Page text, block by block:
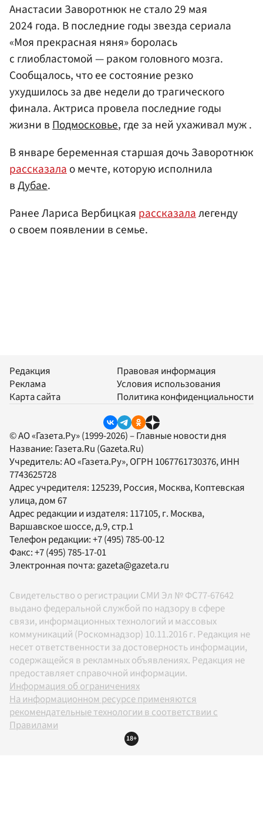
Анастасии Заворотнюк не стало 29 мая
2024 года. В последние годы звезда сериала
«Моя прекрасная няня» боролась
с глиобластомой — раком головного мозга.
Сообщалось, что ее состояние резко
ухудшилось за две недели до трагического
финала. Актриса провела последние годы
жизни вПодмосковье, где за ней ухаживал муж .
В январе беременная старшая дочь Заворотнюк
рассказалао мечте, которую исполнила
вДубае.
Ранее Лариса Вербицкая рассказалалегенду
о своем появлении в семье.
Редакция
Реклама
Карта сайта
Правовая информация
Условия использования
Политика конфиденциальности
© АО «Газета.Ру» (1999-2026) – Главные новости дня
Название: Газета.Ru (Gazeta.Ru)
Учредитель:АО «Газета.Ру», ОГРН 1067761730376, ИНН
7743625728
Адрес учредителя: 125239, Россия, Москва, Коптевская
улица, дом 67
Адрес редакции и издателя: 117105, г. Москва,
Варшавское шоссе, д.9, стр.1
Телефон редакции:+7 (495) 785-00-12
Факс:+7 (495) 785-17-01
Электронная почта: gazeta@gazeta.ru
Свидетельство о регистрации СМИ Эл № ФС77-67642
выдано федеральной службой по надзору в сфере
связи, информационных технологий и массовых
коммуникаций (Роскомнадзор) 10.11.2016 г. Редакция не
несет ответственности за достоверность информации,
содержащейся в рекламных объявлениях. Редакция не
предоставляет справочной информации.
Информация об ограничениях
На информационном ресурсе применяются
рекомендательные технологии в соответствии с
Правилами
18+